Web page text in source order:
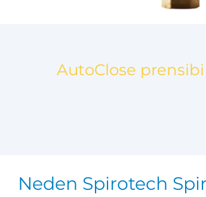
AutoClose
Neden Spirotech